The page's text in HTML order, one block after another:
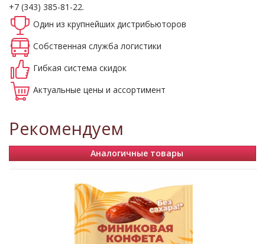
+7 (343) 385-81-22.
Один из крупнейших дистрибьюторов
Собственная служба логистики
Гибкая система скидок
Актуальные цены и ассортимент
Рекомендуем
Аналогичные товары